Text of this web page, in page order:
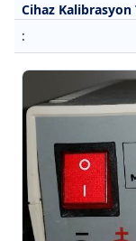
Cihaz Kalibrasyon
: